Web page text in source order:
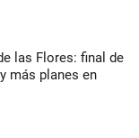
las Flores: final de
más planes en